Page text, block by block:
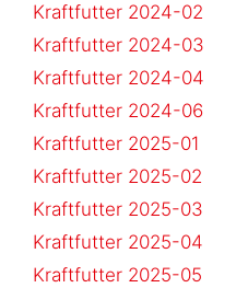
Kraftfutter 2024-02
Kraftfutter 2024-03
Kraftfutter 2024-04
Kraftfutter 2024-06
Kraftfutter 2025-01
Kraftfutter 2025-02
Kraftfutter 2025-03
Kraftfutter 2025-04
Kraftfutter 2025-05